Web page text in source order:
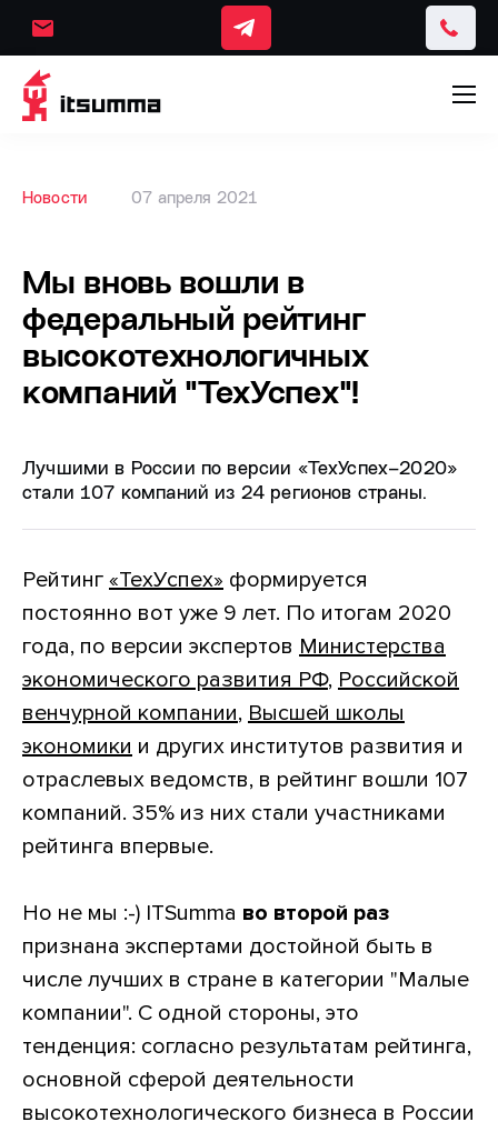
Новости 07 апреля 2021
Мы вновь вошли в
федеральный рейтинг
высокотехнологичных
компаний "ТехУспех"!
Лучшими в России по версии «ТехУспех–2020»
стали 107 компаний из 24 регионов страны.
Рейтинг «ТехУспех» формируется
постоянно вот уже 9 лет. По итогам 2020
года, по версии экспертов Министерства
экономического развития РФ, Российской
венчурной компании, Высшей школы
экономики и других институтов развития и
отраслевых ведомств, в рейтинг вошли 107
компаний. 35% из них стали участниками
рейтинга впервые.
Но не мы :-) ITSumma во второй раз
признана экспертами достойной быть в
числе лучших в стране в категории "Малые
компании". С одной стороны, это
тенденция: согласно результатам рейтинга,
основной сферой деятельности
высокотехнологического бизнеса в России